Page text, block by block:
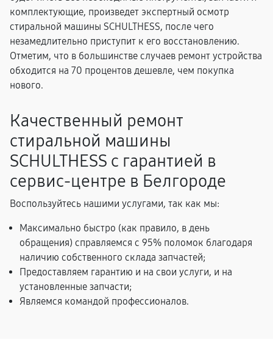
комплектующие, произведет экспертный осмотр
стиральной машины SCHULTHESS, после чего
незамедлительно приступит к его восстановлению.
Отметим, что в большинстве случаев ремонт устройства
обходится на 70 процентов дешевле, чем покупка
нового.
Качественный ремонт
стиральной машины
SCHULTHESS с гарантией в
сервис-центре в Белгороде
Воспользуйтесь нашими услугами, так как мы:
Максимально быстро (как правило, в день
обращения) справляемся с 95% поломок благодаря
наличию собственного склада запчастей;
Предоставляем гарантию и на свои услуги, и на
установленные запчасти;
Являемся командой профессионалов.